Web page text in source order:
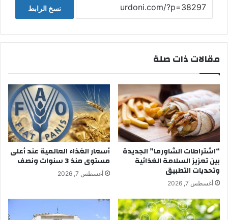
نسخ الرابط
مقالات ذات صلة
“اشتراطات الشاورما” الجديدة
بين تعزيز السلامة الغذائية
وتحديات التطبيق
أغسطس 7, 2026
أسعار الغذاء العالمية عند أعلى
مستوى منذ 3 سنوات ونصف
أغسطس 7, 2026